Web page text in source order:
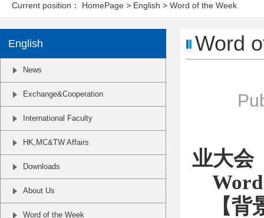
Current position： HomePage > English > Word of the Week
English
News
Exchange&Cooperation
International Faculty
HK,MC&TW Affairs
Downloads
About Us
Word of the Week
Word
业大会
【